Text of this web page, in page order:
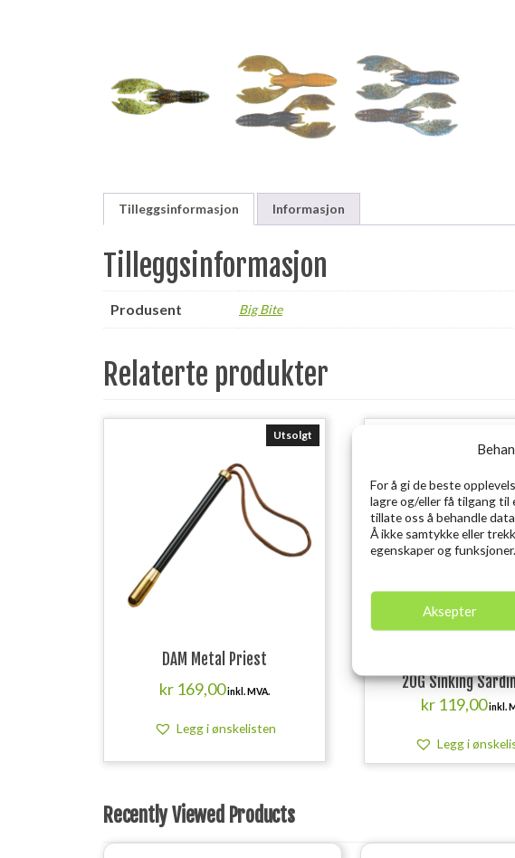
For å gi de beste
lagre og/eller få tilgang til
tillate oss å behandle
Å ikke samtykke eller
egenskaper og funksjoner.
Aksepter
Tilleggsinformasjon Informasjon
Tilleggsinformasjon
Produsent Big Bite
Relaterte produkter
Utsolgt
DAM Metal Priest
kr 169,00inkl. MVA.
Legg i ønskelisten
SAVAGE GEAR 3D
20G Sinking
kr119,00 inkl.
Legg i
Recently Viewed Products